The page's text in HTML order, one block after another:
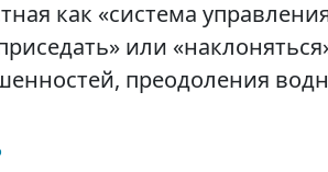
как «система
или
преодоления